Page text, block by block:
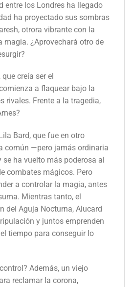
entre los Londres ha llegado
ha proyectado sus sombras
otrora vibrante con la
magia. ¿Aprovechará otro de
creía ser el
a flaquear bajo la
rivales. Frente a la tragedia,
Bard, que fue en otro
común —pero jamás ordinaria
ha vuelto más poderosa al
combates mágicos. Pero
a controlar la magia, antes
Mientras tanto, el
del Aguja Nocturna, Alucard
y juntos emprenden
tiempo para conseguir lo
Además, un viejo
reclamar la corona,